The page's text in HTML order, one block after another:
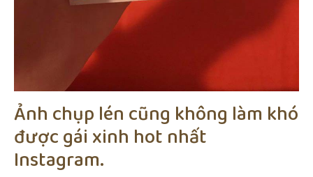
Ảnh chụp lén cũng không làm khó
được gái xinh hot nhất
Instagram.